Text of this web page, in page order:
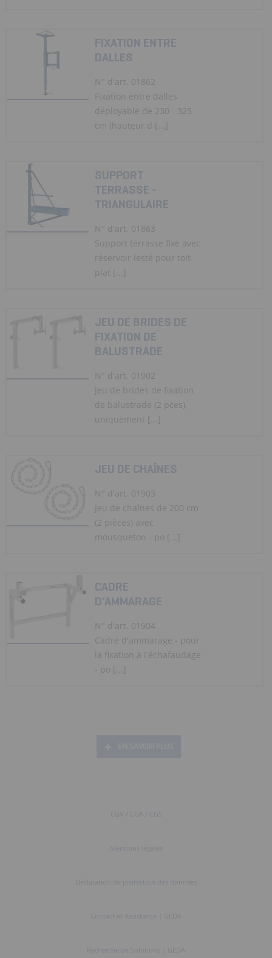
FIXATION ENTRE
DALLES
N° d'art. 01862
Fixation entre dalles
déployable de 230 - 325
cm (hauteur d [...]
SUPPORT
TERRASSE -
TRIANGULAIRE
N° d'art. 01863
Support terrasse fixe avec
réservoir lesté pour toit
plat [...]
JEU DE BRIDES DE
FIXATION DE
BALUSTRADE
N° d'art. 01902
Jeu de brides de fixation
de balustrade (2 pces),
uniquement [...]
JEU DE CHAÎNES
N° d'art. 01903
Jeu de chaînes de 200 cm
(2 pièces) avec
mousqueton - po [...]
CADRE
D'AMMARAGE
N° d'art. 01904
Cadre d'ammarage - pour
la fixation à l'échafaudage
- po [...]
CGV / CGA / CGS
Mentions légales
Déclaration de protection des données
Contact et Assistance | GEDA
Recherche de Solutions | GEDA